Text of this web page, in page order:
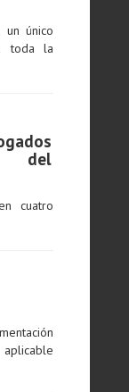
único
toda la
del
cuatro